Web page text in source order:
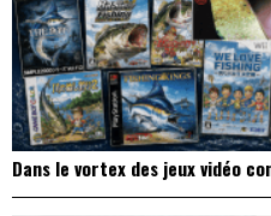
Dans le vortex des jeux vidéo